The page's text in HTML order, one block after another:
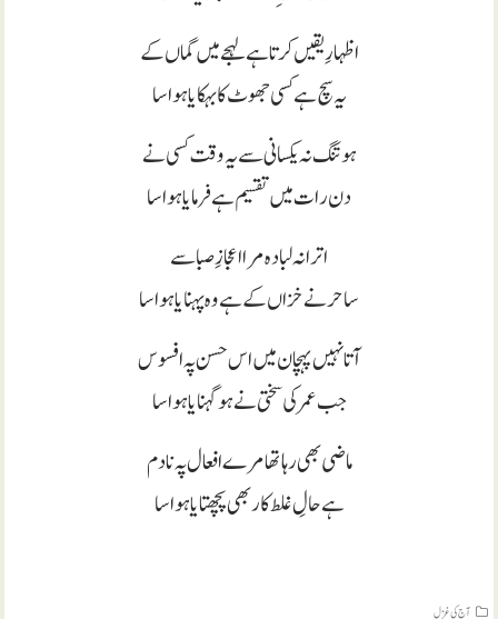
اظہارِ یقیں کرتا ہے لہجے میں گماں کے
یہ سچ ہے کسی جھوٹ کا بہکایا ہوا سا
ہو تنگ نہ یکسانی سے یہ وقت کسی نے
دن رات میں تقسیم ہے فرمایا ہوا سا
اترا نہ لبادہ مرا اعجازِ صبا سے
ساحر نے خزاں کے ہے وہ پہنایا ہوا سا
آتا نہیں پہچان میں اس حسن پہ افسوس
جب عمر کی سختی نے ہو گہنایا ہوا سا
ماضی بھی رہا تھامرے افعال پہ نادم
ہے حالِ غلط کار بھی پچھتایا ہوا سا
آج کی غزل